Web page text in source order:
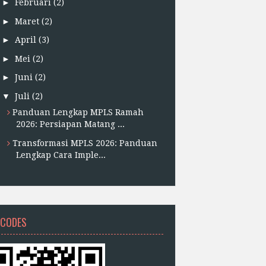
► Februari (2)
► Maret (2)
► April (3)
► Mei (2)
► Juni (2)
▼
Juli (2)
Panduan Lengkap MPLS Ramah
2026: Persiapan Matang ...
Transformasi MPLS 2026: Panduan
Lengkap Cara Imple...